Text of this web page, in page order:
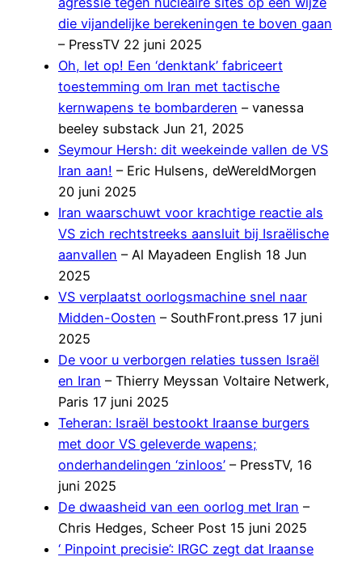
die vijandelijke berekeningen te boven gaan
– PressTV 22 juni 2025
Oh, let op! Een ‘denktank’ fabriceert
toestemming om Iran met tactische
kernwapens te bombarderen – vanessa
beeley substack Jun 21, 2025
Seymour Hersh: dit weekeinde vallen de VS
Iran aan! – Eric Hulsens, deWereldMorgen
20 juni 2025
Iran waarschuwt voor krachtige reactie als
VS zich rechtstreeks aansluit bij Israëlische
aanvallen – Al Mayadeen English 18 Jun
2025
VS verplaatst oorlogsmachine snel naar
Midden-Oosten – SouthFront.press 17 juni
2025
De voor u verborgen relaties tussen Israël
en Iran – Thierry Meyssan Voltaire Netwerk,
Paris 17 juni 2025
Teheran: Israël bestookt Iraanse burgers
met door VS geleverde wapens;
onderhandelingen ‘zinloos’ – PressTV, 16
juni 2025
De dwaasheid van een oorlog met Iran –
Chris Hedges, Scheer Post 15 juni 2025
‘ Pinpoint precisie’: IRGC zegt dat Iraanse